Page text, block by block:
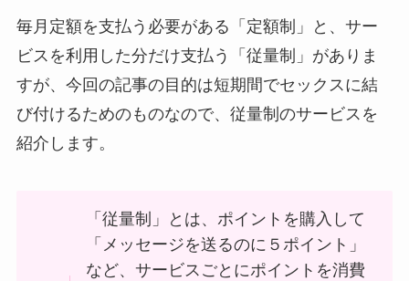
毎月定額を支払う必要がある「定額制」と、サー
ビスを利用した分だけ支払う「従量制」がありま
すが、今回の記事の目的は短期間でセックスに結
び付けるためのものなので、従量制のサービスを
紹介します。
「従量制」とは、ポイントを購入して
「メッセージを送るのに５ポイント」
など、サービスごとにポイントを消費